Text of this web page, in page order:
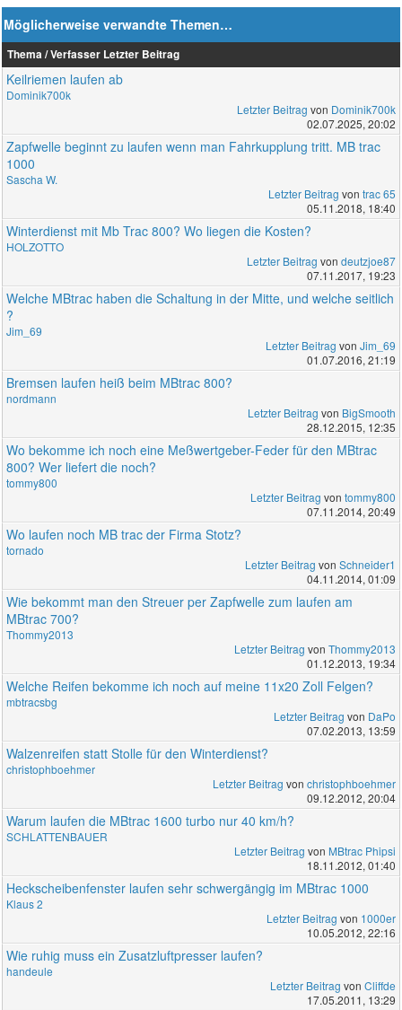
Möglicherweise verwandte Themen…
Thema / Verfasser Letzter Beitrag
Keilriemen laufen ab
Dominik700k
Letzter Beitrag von Dominik700k
02.07.2025, 20:02
Zapfwelle beginnt zu laufen wenn man Fahrkupplung tritt. MB trac
1000
Sascha W.
Letzter Beitrag von trac 65
05.11.2018, 18:40
Winterdienst mit Mb Trac 800? Wo liegen die Kosten?
HOLZOTTO
Letzter Beitrag von deutzjoe87
07.11.2017, 19:23
Welche MBtrac haben die Schaltung in der Mitte, und welche seitlich
?
Jim_69
Letzter Beitrag von Jim_69
01.07.2016, 21:19
Bremsen laufen heiß beim MBtrac 800?
nordmann
Letzter Beitrag von BigSmooth
28.12.2015, 12:35
Wo bekomme ich noch eine Meßwertgeber-Feder für den MBtrac
800? Wer liefert die noch?
tommy800
Letzter Beitrag von tommy800
07.11.2014, 20:49
Wo laufen noch MB trac der Firma Stotz?
tornado
Letzter Beitrag von Schneider1
04.11.2014, 01:09
Wie bekommt man den Streuer per Zapfwelle zum laufen am
MBtrac 700?
Thommy2013
Letzter Beitrag von Thommy2013
01.12.2013, 19:34
Welche Reifen bekomme ich noch auf meine 11x20 Zoll Felgen?
mbtracsbg
Letzter Beitrag von DaPo
07.02.2013, 13:59
Walzenreifen statt Stolle für den Winterdienst?
christophboehmer
Letzter Beitrag von christophboehmer
09.12.2012, 20:04
Warum laufen die MBtrac 1600 turbo nur 40 km/h?
SCHLATTENBAUER
Letzter Beitrag von MBtrac Phipsi
18.11.2012, 01:40
Heckscheibenfenster laufen sehr schwergängig im MBtrac 1000
Klaus 2
Letzter Beitrag von 1000er
10.05.2012, 22:16
Wie ruhig muss ein Zusatzluftpresser laufen?
handeule
Letzter Beitrag von Cliffde
17.05.2011, 13:29